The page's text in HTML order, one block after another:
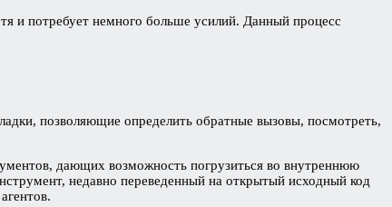
и потребует немного больше усилий. Данный процесс
позволяющие определить обратные вызовы, посмотреть,
дающих возможность погрузиться во внутреннюю
недавно переведенный на открытый исходный код